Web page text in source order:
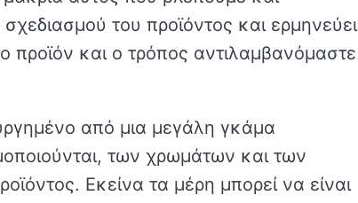
του προϊόντος και ερμηνεύει
και ο τρόπος αντιλαμβανόμαστε
από μια μεγάλη γκάμα
των χρωμάτων και των
Εκείνα τα μέρη μπορεί να είναι